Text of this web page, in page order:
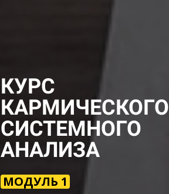
КУРС
КАРМИЧЕСКОГО
СИСТЕМНОГО
АНАЛИЗА
МОДУЛЬ 1